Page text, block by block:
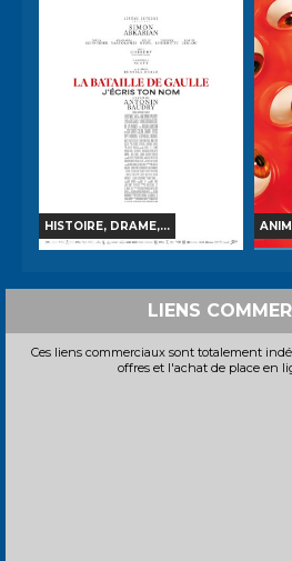
Horaires et Infos
Bande-annonce
Réservation
TOUT PUBLIC
HISTOIRE, DRAME,...
Horaires et Infos
LIENS
Ces liens commerciaux sont totalement
offres et l'achat de place en